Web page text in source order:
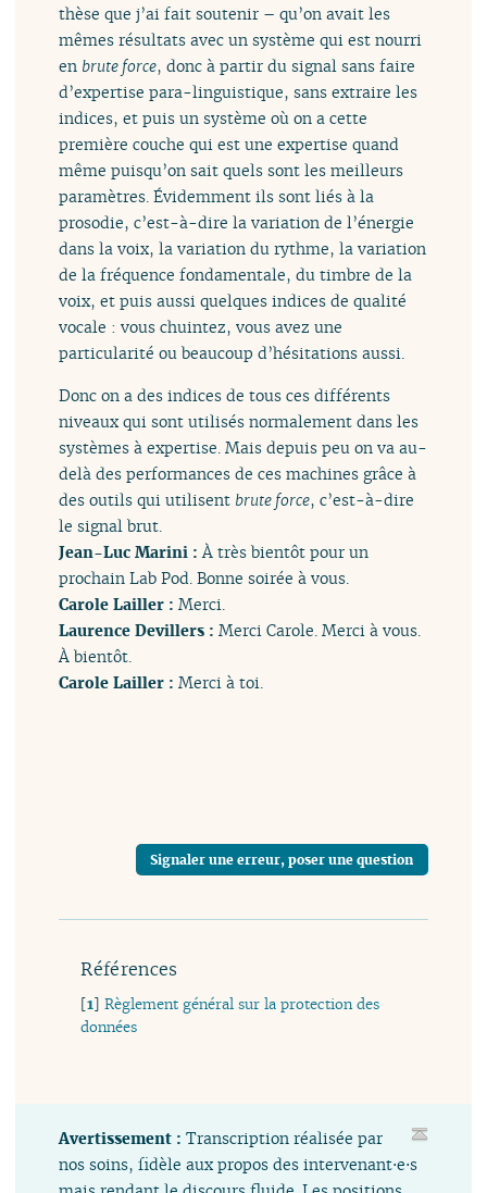
thèse que j’ai fait soutenir – qu’on avait les
mêmes résultats avec un système qui est nourri
en brute force, donc à partir du signal sans faire
d’expertise para-linguistique, sans extraire les
indices, et puis un système où on a cette
première couche qui est une expertise quand
même puisqu’on sait quels sont les meilleurs
paramètres. Évidemment ils sont liés à la
prosodie, c’est-à-dire la variation de l’énergie
dans la voix, la variation du rythme, la variation
de la fréquence fondamentale, du timbre de la
voix, et puis aussi quelques indices de qualité
vocale : vous chuintez, vous avez une
particularité ou beaucoup d’hésitations aussi.
Donc on a des indices de tous ces différents
niveaux qui sont utilisés normalement dans les
systèmes à expertise. Mais depuis peu on va au-
delà des performances de ces machines grâce à
des outils qui utilisent brute force, c’est-à-dire
le signal brut.
Jean-Luc Marini :À très bientôt pour un
prochain Lab Pod. Bonne soirée à vous.
Carole Lailler :Merci.
Laurence Devillers :Merci Carole. Merci à vous.
À bientôt.
Carole Lailler :Merci à toi.
Signaler une erreur, poser une question
Références
[1 ]Règlement général sur la protection des
données
Avertissement :Transcription réalisée par
nos soins, fidèle aux propos des intervenant⋅e⋅s